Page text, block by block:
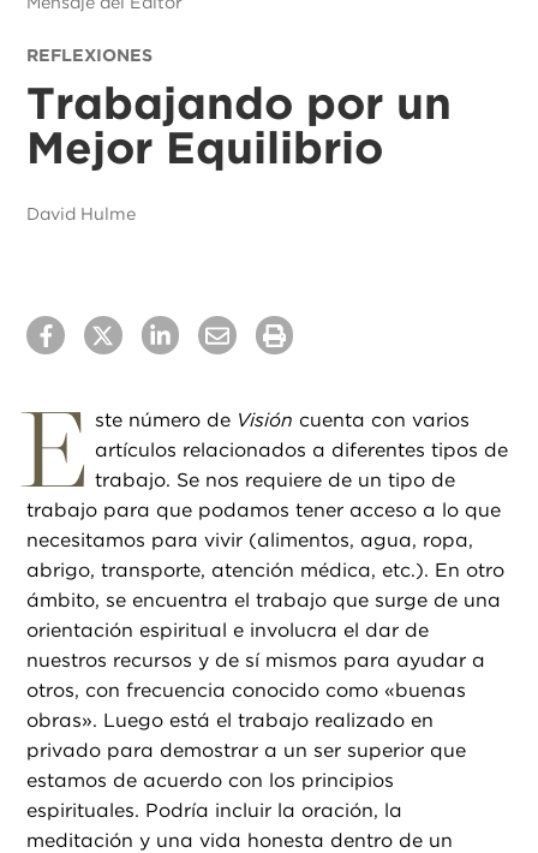
REFLEXIONES
Trabajando por un
Mejor Equilibrio
David Hulme
E ste número de Visión cuenta con varios
artículos relacionados a diferentes tipos de
trabajo. Se nos requiere de un tipo de
trabajo para que podamos tener acceso a lo que
necesitamos para vivir (alimentos, agua, ropa,
abrigo, transporte, atención médica, etc.). En otro
ámbito, se encuentra el trabajo que surge de una
orientación espiritual e involucra el dar de
nuestros recursos y de sí mismos para ayudar a
otros, con frecuencia conocido como «buenas
obras». Luego está el trabajo realizado en
privado para demostrar a un ser superior que
estamos de acuerdo con los principios
espirituales. Podría incluir la oración, la
meditación y una vida honesta dentro de un